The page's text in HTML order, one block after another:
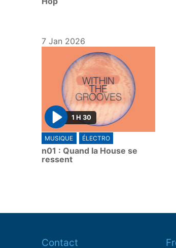
7 Jan 2026
P
l
a
y
1 H 30
MUSIQUE ÉLECTRO
n01 : Quand la House se
ressent
Contact